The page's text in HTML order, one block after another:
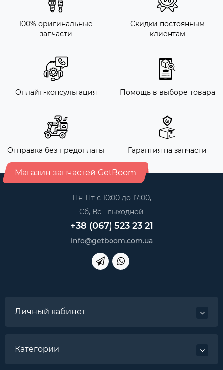
100% оригинальные
запчасти
Скидки постоянным
клиентам
Онлайн-консультация Помощь в выборе товара
Отправка без предоплаты Гарантия на запчасти
Магазин запчастей GetBoom
Пн-Пт с 10:00 до 17:00,
Сб, Вс - выходной
+38 (067) 523 23 21
info@getboom.com.ua
Личный кабинет
Категории